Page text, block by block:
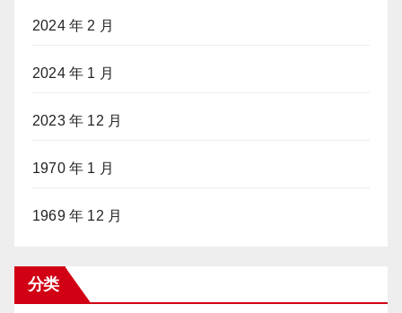
2024 年 2 月
2024 年 1 月
2023 年 12 月
1970 年 1 月
1969 年 12 月
分类